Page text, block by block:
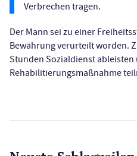
Verbrechen tragen.
Der Mann sei zu einer
Bewährung verurteilt worden.
Stunden Sozialdienst ableisten
Rehabilitierungsmaßnahme